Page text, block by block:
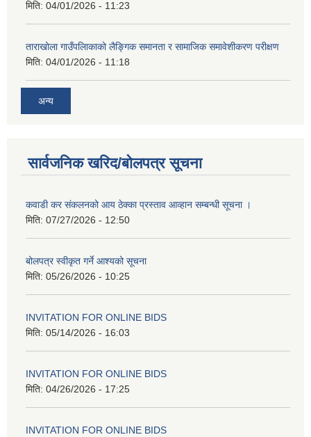
मिति: 04/01/2026 - 11:23
ताराखोला गाउँपलािकाको लैङ्गिक समानता र सामाजिक समावेशीकरण परीक्षण
मिति: 04/01/2026 - 11:18
अन्य
सार्वजनिक खरिद/बोलपत्र सूचना
कवाडी कर संकलनको आय ठेक्का प्रस्ताव आव्हान सम्बन्धी सूचना ।
मिति: 07/27/2026 - 12:50
बोलपत्र स्वीकृत गर्ने आश्यको सूचना
मिति: 05/26/2026 - 10:25
INVITATION FOR ONLINE BIDS
मिति: 05/14/2026 - 16:03
INVITATION FOR ONLINE BIDS
मिति: 04/26/2026 - 17:25
INVITATION FOR ONLINE BIDS